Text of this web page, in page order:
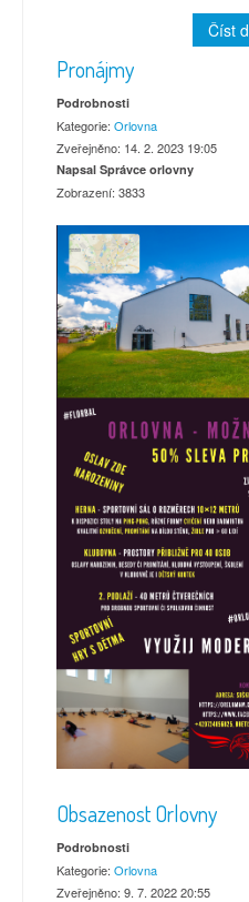
Číst
Pronájmy
Podrobnosti
Kategorie: Orlovna
Zveřejněno: 14. 2. 2023 19:05
Napsal Správce orlovny
Zobrazení: 3833
Obsazenost Orlovny
Podrobnosti
Kategorie: Orlovna
Zveřejněno: 9. 7. 2022 20:55